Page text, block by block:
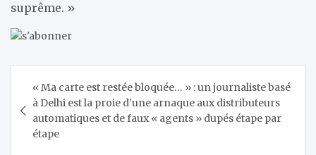
suprême. »
l’article
« Ma carte est restée bloquée… » : un journaliste basé
à Delhi est la proie d’une arnaque aux distributeurs
automatiques et de faux « agents » dupés étape par
étape